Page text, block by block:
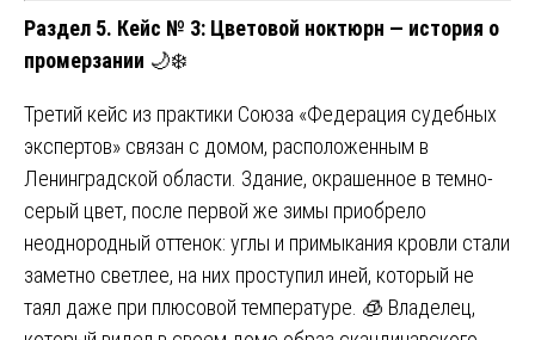
Раздел 5. Кейс № 3: Цветовой ноктюрн — история о
промерзании 🌙❄️
Третий кейс из практики Союза «Федерация судебных
экспертов» связан с домом, расположенным в
Ленинградской области. Здание, окрашенное в темно-
серый цвет, после первой же зимы приобрело
неоднородный оттенок: углы и примыкания кровли стали
заметно светлее, на них проступил иней, который не
таял даже при плюсовой температуре. 🧊 Владелец,